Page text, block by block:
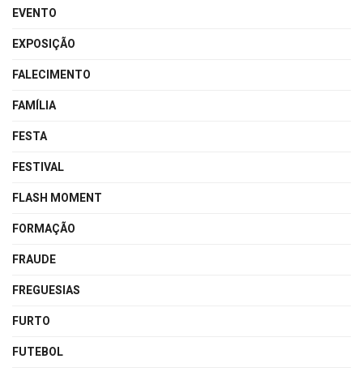
EVENTO
EXPOSIÇÃO
FALECIMENTO
FAMÍLIA
FESTA
FESTIVAL
FLASH MOMENT
FORMAÇÃO
FRAUDE
FREGUESIAS
FURTO
FUTEBOL